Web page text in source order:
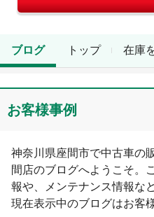
トップ 在庫
ブログ
お客様事例
神奈川県座間市で中古車の
間店のブログへようこそ。
報や、メンテナンス情報な
現在表示中のブログはお客